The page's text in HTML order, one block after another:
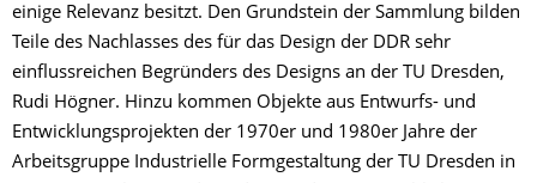
einige Relevanz besitzt. Den Grundstein der Sammlung bilden
Teile des Nachlasses des für das Design der DDR sehr
einflussreichen Begründers des Designs an der TU Dresden,
Rudi Högner. Hinzu kommen Objekte aus Entwurfs- und
Entwicklungsprojekten der 1970er und 1980er Jahre der
Arbeitsgruppe Industrielle Formgestaltung der TU Dresden in